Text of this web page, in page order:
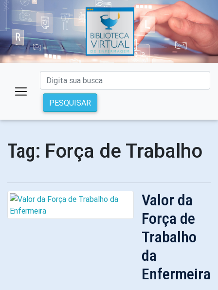
PESQUISAR
Tag: Força de Trabalho
Valor da
Força de
Trabalho
da
Enfermeira